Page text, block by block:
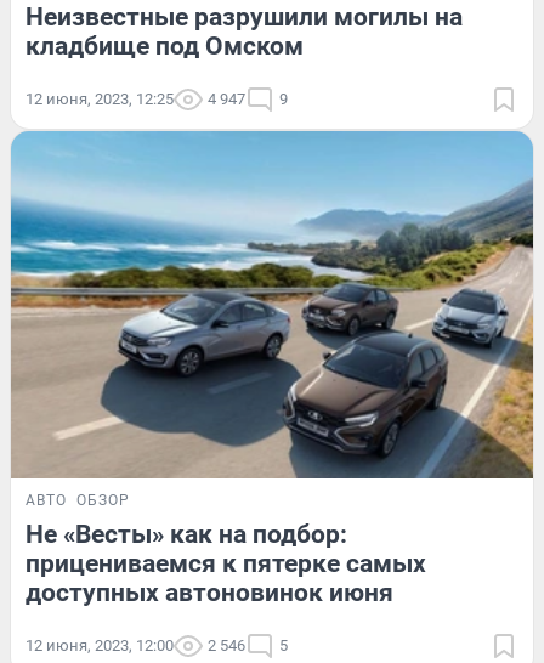
Неизвестные разрушили могилы на
кладбище под Омском
12 июня, 2023, 12:25 4 947 9
АВТО ОБЗОР
Не «Весты» как на подбор:
прицениваемся к пятерке самых
доступных автоновинок июня
12 июня, 2023, 12:00 2 546 5